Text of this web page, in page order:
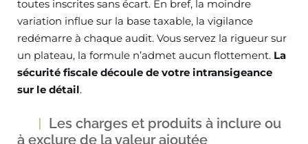
toutes inscrites sans écart. En bref, la moindre
variation influe sur la base taxable, la vigilance
redémarre à chaque audit. Vous servez la rigueur sur
un plateau, la formule n’admet aucun flottement. La
sécurité fiscale découle de votre intransigeance
sur le détail.
Les charges et produits à inclure ou
à exclure de la valeur ajoutée